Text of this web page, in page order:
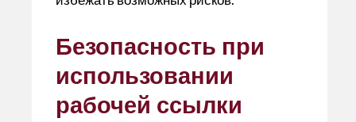
Безопасность при
использовании
рабочей ссылки